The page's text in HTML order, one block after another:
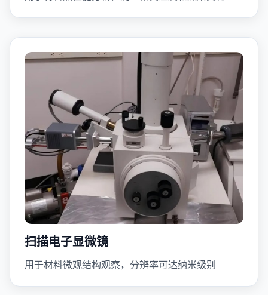
扫描电子显微镜
用于材料微观结构观察，分辨率可达纳米级别